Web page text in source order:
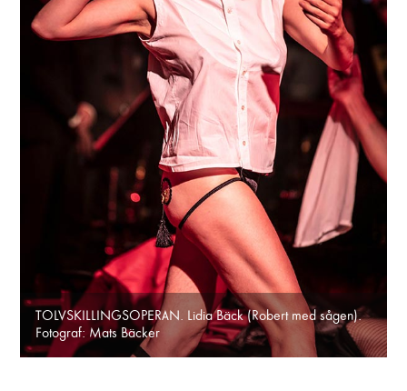
TOLVSKILLINGSOPERAN. Lidia Bäck (Robert med sågen).
Fotograf: Mats Bäcker